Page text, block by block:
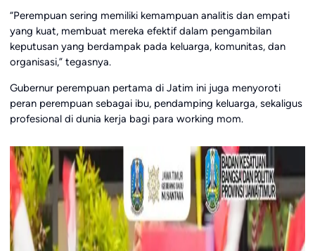
“Perempuan sering memiliki kemampuan analitis dan empati
yang kuat, membuat mereka efektif dalam pengambilan
keputusan yang berdampak pada keluarga, komunitas, dan
organisasi,” tegasnya.
Gubernur perempuan pertama di Jatim ini juga menyoroti
peran perempuan sebagai ibu, pendamping keluarga, sekaligus
profesional di dunia kerja bagi para working mom.